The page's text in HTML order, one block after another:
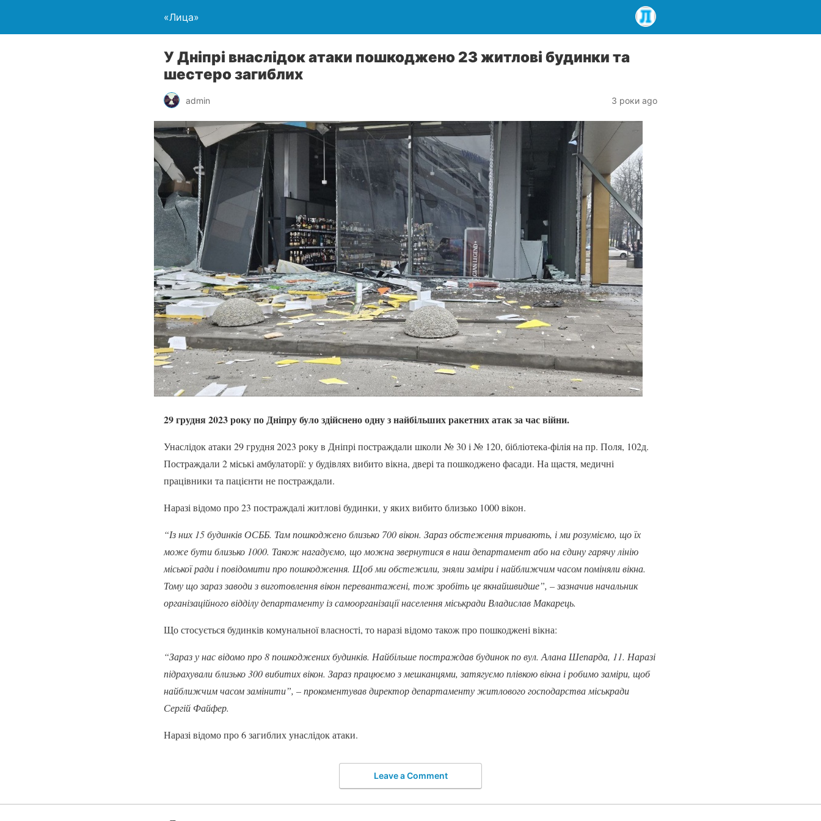
«Лица»
У Дніпрі внаслідок атаки пошкоджено 23 житлові будинки та
шестеро загиблих
admin 3 роки ago
29 грудня 2023 року по Дніпру було здійснено одну з найбільших ракетних атак за час війни.
Унаслідок атаки 29 грудня 2023 року в Дніпрі постраждали школи № 30 і № 120, бібліотека-філія на пр. Поля, 102д.
Постраждали 2 міські амбулаторії: у будівлях вибито вікна, двері та пошкоджено фасади. На щастя, медичні
працівники та пацієнти не постраждали.
Наразі відомо про 23 постраждалі житлові будинки, у яких вибито близько 1000 вікон.
“Із них 15 будинків ОСББ. Там пошкоджено близько 700 вікон. Зараз обстеження тривають, і ми розуміємо, що їх
може бути близько 1000. Також нагадуємо, що можна звернутися в наш департамент або на єдину гарячу лінію
міської ради і повідомити про пошкодження. Щоб ми обстежили, зняли заміри і найближчим часом поміняли вікна.
Тому що зараз заводи з виготовлення вікон перевантажені, тож зробіть це якнайшвидше”, – зазначив начальник
організаційного відділу департаменту із самоорганізації населення міськради Владислав Макарець.
Що стосується будинків комунальної власності, то наразі відомо також про пошкоджені вікна:
“Зараз у нас відомо про 8 пошкоджених будинків. Найбільше постраждав будинок по вул. Алана Шепарда, 11. Наразі
підрахували близько 300 вибитих вікон. Зараз працюємо з мешканцями, затягуємо плівкою вікна і робимо заміри, щоб
найближчим часом замінити”, – прокоментував директор департаменту житлового господарства міськради
Сергій Файфер.
Наразі відомо про 6 загиблих унаслідок атаки.
Leave a Comment